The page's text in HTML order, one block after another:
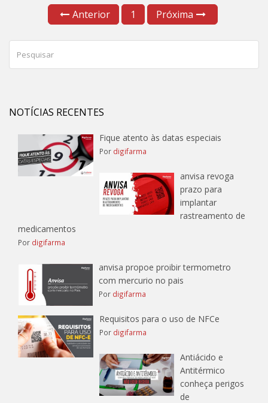
Anterior 1 Próxima
NOTÍCIAS RECENTES
Fique atento às datas especiais
Por digifarma
anvisa revoga
prazo para
implantar
rastreamento de
medicamentos
Por digifarma
anvisa propoe proibir termometro
com mercurio no pais
Por digifarma
Requisitos para o uso de NFCe
Por digifarma
Antiácido e
Antitérmico
conheça perigos
de